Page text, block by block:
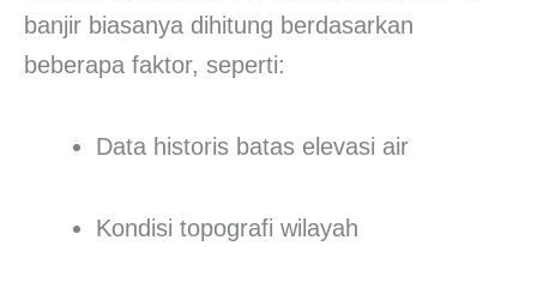
banjir biasanya dihitung berdasarkan
beberapa faktor, seperti:
Data historis batas elevasi air
Kondisi topografi wilayah